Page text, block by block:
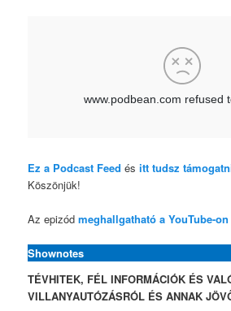
Ez a Podcast Feed ésitt tudsz
Köszönjük!
Az epizódmeghallgatható a YouTube-on
Shownotes
TÉVHITEK, FÉL INFORMÁCIÓK ÉS
VILLANYAUTÓZÁSRÓL ÉS ANNAK